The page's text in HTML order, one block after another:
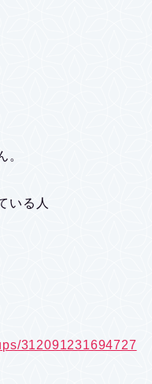
。
いる人
312091231694727